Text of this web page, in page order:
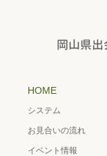
HOME
システム
お見合いの流れ
イベント情報